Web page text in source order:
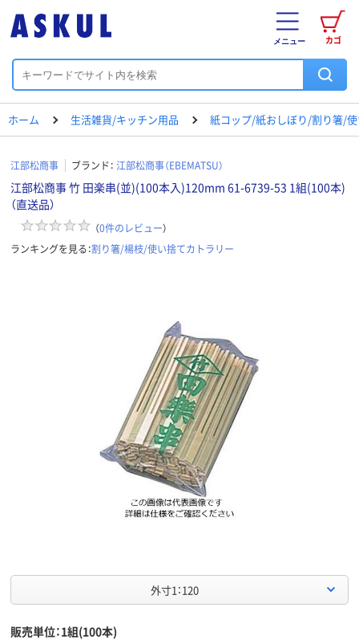
カゴ
メニュー
ホーム 生活雑貨/キッチン用品 紙コップ/紙おしぼり/割り箸/
江部松商事 ブランド： 江部松商事（EBEMATSU）
江部松商事 竹 田楽串(並)(100本入)120mm 61-6739-53 1組(100本)
（直送品）
（0件のレビュー）
ランキングを見る：割り箸/楊枝/使い捨てカトラリー
外寸1：120
販売単位：1組(100本)